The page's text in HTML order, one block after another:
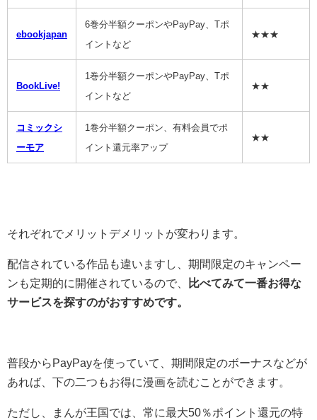
ebookjapan
6巻分半額クーポンやPayPay、Tポ
イントなど
★★★
BookLive!
1巻分半額クーポンやPayPay、Tポ
イントなど
★★
コミックシ
ーモア
1巻分半額クーポン、有料会員でポ
イント還元率アップ
★★
それぞれでメリットデメリットが変わります。
配信されている作品も違いますし、期間限定のキャンペー
ンも定期的に開催されているので、
比べてみて一番お得な
サービスを探すのがおすすめです。
普段からPayPayを使っていて、期間限定のボーナスなどが
あれば、下の二つもお得に漫画を読むことができます。
ただし、まんが王国では、常に最大50％ポイント還元の特